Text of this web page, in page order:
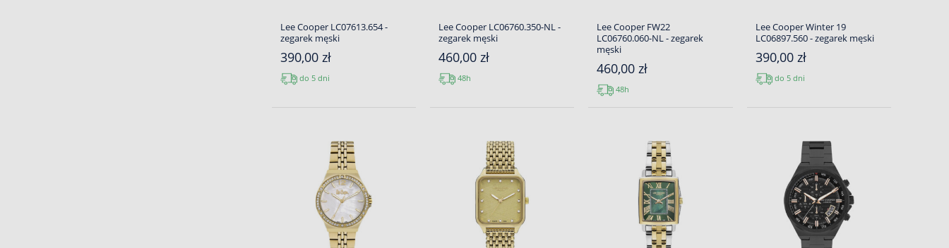
Lee Cooper LC07613.654 -
zegarek męski
390,00 zł
do 5 dni
Lee Cooper LC06760.350-NL -
zegarek męski
460,00 zł
48h
Lee Cooper FW22
LC06760.060-NL - zegarek
męski
460,00 zł
48h
Lee Cooper Winter 19
LC06897.560 - zegarek męski
390,00 zł
do 5 dni